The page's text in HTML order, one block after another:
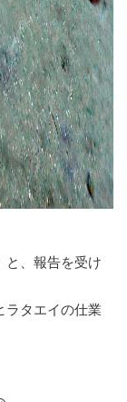
と、報告を受け
ラタエイの仕業